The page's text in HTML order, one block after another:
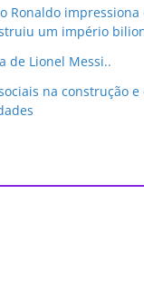
Ronaldo impressiona
um império
de Lionel Messi..
na construção